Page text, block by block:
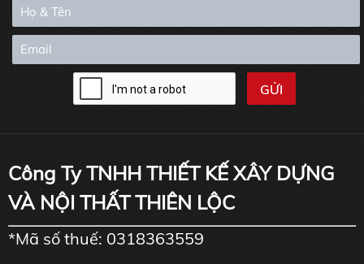
Công Ty TNHH THIẾT KẾ XÂY DỰNG
VÀ NỘI THẤT THIÊN LỘC
*Mã số thuế: 0318363559